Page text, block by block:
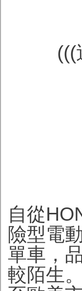
(((
自從
險型電
單車，
較陌生